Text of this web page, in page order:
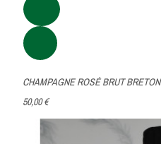
CHAMPAGNE ROSÉ BRUT
50,00 €